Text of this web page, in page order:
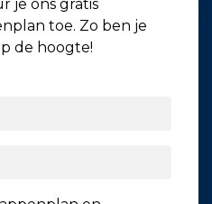
je ons gratis
toe. Zo ben je
de hoogte!